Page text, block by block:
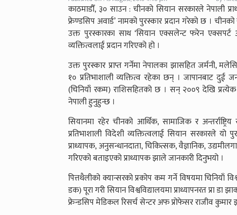
काठमाडौँ, ३० साउन : चीनको सियान सरकारले नेपाली
फ्रेण्डसिप अवार्ड’ नामको पुरस्कार प्रदान गरेको छ । चीनको
उक्त पुरस्कारका साथ ‘सियान एक्सलेन्ट फरेन एक्सपर्ट
व्यक्तित्वलाई प्रदान गरिएको हो ।
उक्त पुरस्कार प्राप्त गर्नेमा नेपालका झासहित जर्मनी,
१० प्रतिभाशाली व्यक्तित्व रहेका छन् । जापानबाट
(चिनियाँ रकम) राशिसहितको छ । सन् २००९ देखि प्रत्येक
नेपाली हुनुहुन्छ ।
सियानमा रहेर चीनको आर्थिक, सामाजिक र
प्रतिभाशाली विदेशी व्यक्तित्वलाई सियान सरकारले यो
प्राध्यापक, अनुसन्धानदाता, चिकित्सक, वैज्ञानिक,
गरिएको बताइएको प्राध्यापक झाले जानकारी दिनुभयो ।
पित्तथैलीको क्यान्सरको प्रकोप कम गर्ने विषयमा चिनियाँ
डक) पूरा गरी सियान विश्वविद्यालयमा प्राध्यापनरत प्रा डा
फ्रेन्डसिप मेडिकल रिसर्च सेन्टर अफ प्रोफेसर राजीव कुमार